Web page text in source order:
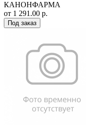
КАНОНФАРМА
от 1 291.00 р.
Под заказ